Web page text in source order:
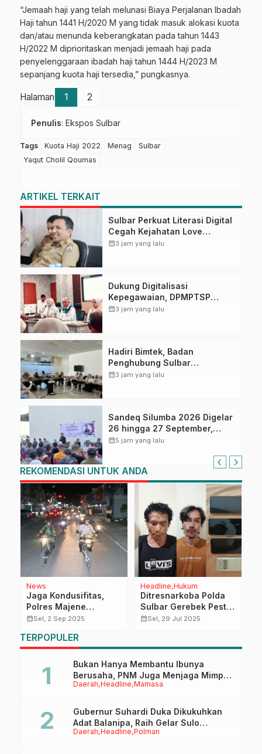
“Jemaah haji yang telah melunasi Biaya Perjalanan Ibadah
Haji tahun 1441 H/2020 M yang tidak masuk alokasi kuota
dan/atau menunda keberangkatan pada tahun 1443
H/2022 M diprioritaskan menjadi jemaah haji pada
penyelenggaraan ibadah haji tahun 1444 H/2023 M
sepanjang kuota haji tersedia,” pungkasnya.
Halaman 1 2
Penulis: Ekspos Sulbar
Tags Kuota Haji 2022 Menag
Sulbar
Yaqut Cholil Qoumas
ARTIKEL TERKAIT
Sulbar Perkuat Literasi Digital
Cegah Kejahatan Love
Scamming
calendar_month3 jam yang lalu
Dukung Digitalisasi
Kepegawaian, DPMPTSP
Sulbar Siap Terapkan Aplikasi
calendar_month3 jam yang lalu
Hadiri Bimtek, Badan
Penghubung Sulbar
Tingkatkan Kompetensi ASN
calendar_month3 jam yang lalu
Sandeq Silumba 2026 Digelar
26 hingga 27 September,
Rangkaian HUT Sulbar
calendar_month5 jam yang lalu
REKOMENDASI UNTUK ANDA
News
Jaga Kondusifitas,
Polres Majene
Bersama Kodim 1401
Gabungan Skala Besar
calendar_monthSel, 2 Sep 2025
Headline Hukum
Ditresnarkoba Polda
Sulbar Gerebek Pesta
Sabu di Pasangkayu,
calendar_monthSel, 29 Jul 2025
TERPOPULER
Daerah Headline Mamasa
Bukan Hanya Membantu Ibunya
Berusaha, PNM Juga Menjaga Mimpi
Anaknya Untuk Menggapai Cita-Cita
Daerah Headline Polman
Gubernur Suhardi Duka Dikukuhkan
Adat Balanipa, Raih Gelar Sulo
Tappidena